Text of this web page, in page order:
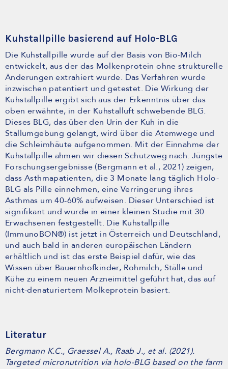
Kuhstallpille basierend auf Holo-BLG
Die Kuhstallpille wurde auf der Basis von Bio-Milch
entwickelt, aus der das Molkenprotein ohne strukturelle
Änderungen extrahiert wurde. Das Verfahren wurde
inzwischen patentiert und getestet. Die Wirkung der
Kuhstallpille ergibt sich aus der Erkenntnis über das
oben erwähnte, in der Kuhstalluft schwebende BLG.
Dieses BLG, das über den Urin der Kuh in die
Stallumgebung gelangt, wird über die Atemwege und
die Schleimhäute aufgenommen. Mit der Einnahme der
Kuhstallpille ahmen wir diesen Schutzweg nach. Jüngste
Forschungsergebnisse (Bergmann et al., 2021) zeigen,
dass Asthmapatienten, die 3 Monate lang täglich Holo-
BLG als Pille einnehmen, eine Verringerung ihres
Asthmas um 40-60% aufweisen. Dieser Unterschied ist
signifikant und wurde in einer kleinen Studie mit 30
Erwachsenen festgestellt. Die Kuhstallpille
(ImmunoBON®) ist jetzt in Österreich und Deutschland,
und auch bald in anderen europäischen Ländern
erhältlich und ist das erste Beispiel dafür, wie das
Wissen über Bauernhofkinder, Rohmilch, Ställe und
Kühe zu einem neuen Arzneimittel geführt hat, das auf
nicht-denaturiertem Molkeprotein basiert.
Literatur
Bergmann K.C., Graessel A., Raab J., et al. (2021).
Targeted micronutrition via holo-BLG based on the farm